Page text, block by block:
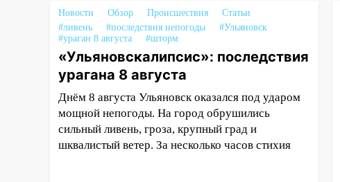
17:00
«Ульяновскалипсис»:
последствия урагана 8 августа
16:38 Прогноз погоды в
Ульяновской области на 9
августа
16:34 Из-за мощной непогоды в
Ульяновске отменили
фестиваль «Наше время»
Новости Обзор Происшествия
Статьи
#ливень
#последствия непогоды
#Ульяновск
#ураган 8 августа
#шторм
«Ульяновскалипсис»: последствия
урагана 8 августа
Днём 8 августа Ульяновск оказался под ударом
мощной непогоды. На город обрушились
сильный ливень, гроза, крупный град и
шквалистый ветер. За несколько часов стихия